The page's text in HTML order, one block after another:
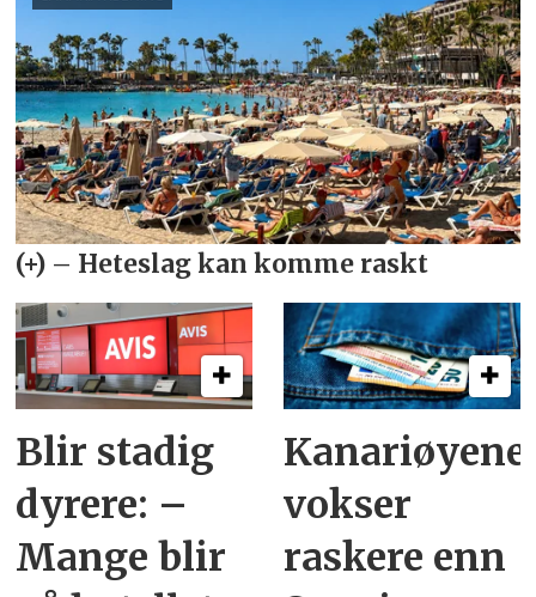
Blir stadig
dyrere: –
Mange blir
Kanariøyene
vokser
raskere enn